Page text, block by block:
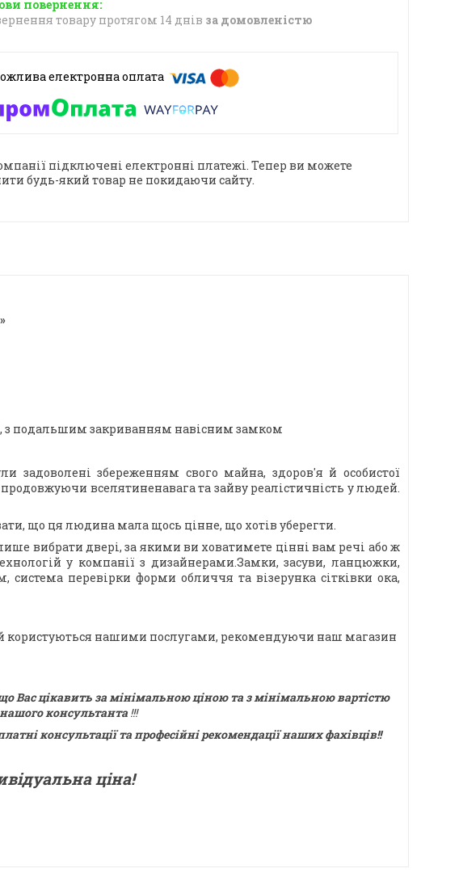
товару протягом 14 днів за домовленістю
підключені електронні платежі. Тепер ви можете
будь-який товар не покидаючи сайту.
з подальшим закриванням навісним замком
збереженням свого майна, здоров'я й особистої
вселятиненавага та зайву реалістичність у людей.
що ця людина мала щось цінне, що хотів уберегти.
вибрати двері, за якими ви ховатимете цінні вам речі або ж
у компанії з дизайнерами.Замки, засуви, ланцюжки,
перевірки форми обличчя та візерунка сітківки ока,
й користуються нашими послугами, рекомендуючи наш магазин
Вас цікавить за мінімальною ціною та з мінімальною вартістю
консультанта !!!
консультації та професійні рекомендації наших фахівців!!
ціна!